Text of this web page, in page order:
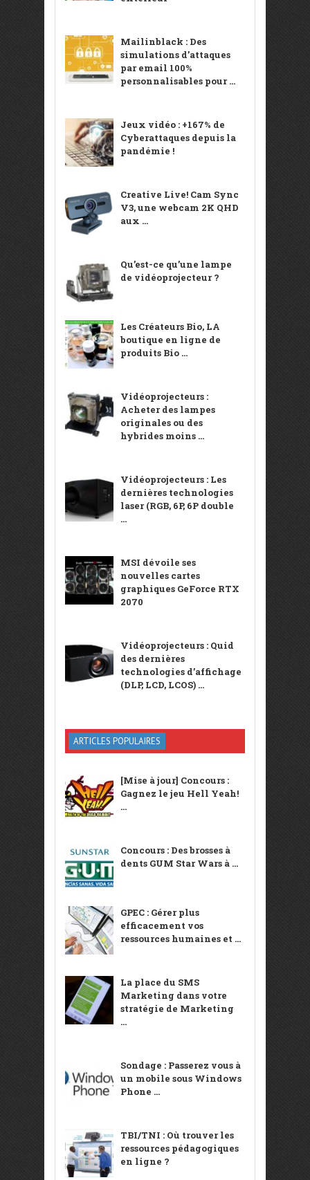
Mailinblack : Des
simulations d’attaques
par email 100%
personnalisables pour ...
Jeux vidéo : +167% de
Cyberattaques depuis la
pandémie !
Creative Live! Cam Sync
V3, une webcam 2K QHD
aux ...
Qu’est-ce qu’une lampe
de vidéoprojecteur ?
Les Créateurs Bio, LA
boutique en ligne de
produits Bio ...
Vidéoprojecteurs :
Acheter des lampes
originales ou des
hybrides moins ...
Vidéoprojecteurs : Les
dernières technologies
laser (RGB, 6P, 6P double
...
MSI dévoile ses
nouvelles cartes
graphiques GeForce RTX
2070
Vidéoprojecteurs : Quid
des dernières
technologies d’affichage
(DLP, LCD, LCOS) ...
ARTICLES POPULAIRES
[Mise à jour] Concours :
Gagnez le jeu Hell Yeah!
...
Concours : Des brosses à
dents GUM Star Wars à ...
GPEC : Gérer plus
efficacement vos
ressources humaines et ...
La place du SMS
Marketing dans votre
stratégie de Marketing
...
Sondage : Passerez vous à
un mobile sous Windows
Phone ...
TBI/TNI : Où trouver les
ressources pédagogiques
en ligne ?